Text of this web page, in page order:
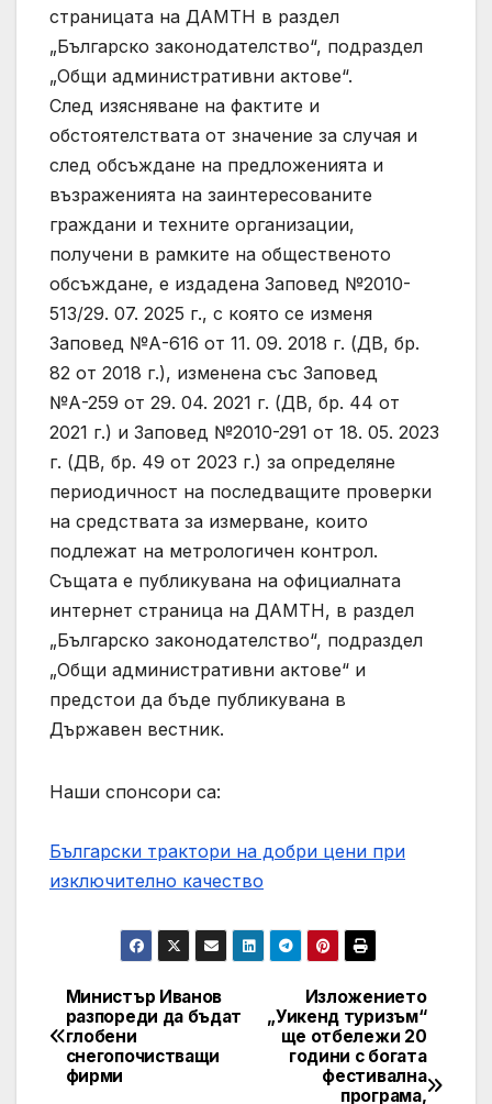
страницата на ДАМТН в раздел
„Българско законодателство“, подраздел
„Общи административни актове“.
След изясняване на фактите и
обстоятелствата от значение за случая и
след обсъждане на предложенията и
възраженията на заинтересованите
граждани и техните организации,
получени в рамките на общественото
обсъждане, е издадена Заповед №2010-
513/29. 07. 2025 г., с която се изменя
Заповед №А-616 от 11. 09. 2018 г. (ДВ, бр.
82 от 2018 г.), изменена със Заповед
№А-259 от 29. 04. 2021 г. (ДВ, бр. 44 от
2021 г.) и Заповед №2010-291 от 18. 05. 2023
г. (ДВ, бр. 49 от 2023 г.) за определяне
периодичност на последващите проверки
на средствата за измерване, които
подлежат на метрологичен контрол.
Същата е публикувана на официалната
интернет страница на ДАМТН, в раздел
„Българско законодателство“, подраздел
„Общи административни актове“ и
предстои да бъде публикувана в
Държавен вестник.
Наши спонсори са:
Български трактори на добри цени при
изключително качество
Навигация
Изложението
„Уикенд туризъм“
ще отбележи 20
години с богата
фестивална
програма,
Министър Иванов
разпореди да бъдат
глобени
снегопочистващи
фирми